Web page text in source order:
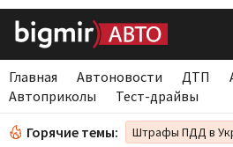
Главная Автоновости ДТП
Автоприколы
Тест-драйвы
Горячие темы: Штрафы ПДД в